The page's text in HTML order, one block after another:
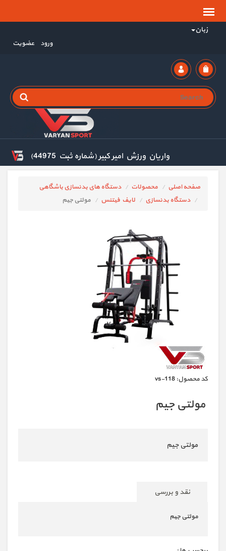
زبان
ورود عضویت
واریان ورزش امیر کبیر (شماره ثبت 44975)
صفحه اصلی محصولات
دستگاه های بدنسازی باشگاهی
دستگاه بدنسازی
لایف فیتنس مولتی جیم
كد محصول: vs-118
مولتی جیم
مولتی جیم
نقد و بررسی
مولتی جیم